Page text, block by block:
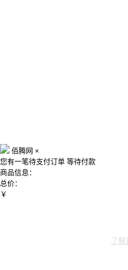
佰腾网 ×
您有一笔待支付订单 等待付款
商品信息：
总价：
￥
了